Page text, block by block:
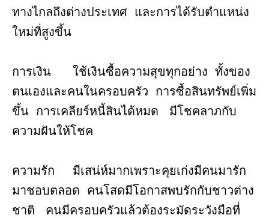
ทางไกลถึงต่างประเทศ และการได้รับตำแหน่ง
ใหม่ที่สูงขึ้น
การเงิน ใช้เงินซื้อความสุขทุกอย่าง ทั้งของ
ตนเองและคนในครอบครัว การซื้อสินทรัพย์เพิ่ม
ขึ้น การเคลียร์หนี้สินได้หมด มีโชคลาภกับ
ความฝันให้โชค
ความรัก มีเสน่ห์มากเพราะคุยเก่งมีคนมารัก
มาชอบตลอด คนโสดมีโอกาสพบรักกับชาวต่าง
ชาติ คนมีครอบครัวแล้วต้องระมัดระวังมือที่